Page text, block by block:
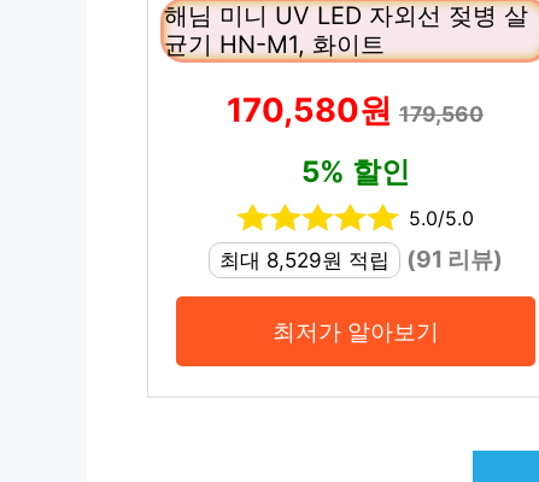
해님 미니 UV LED 자외선 젖병 살
균기 HN-M1, 화이트
170,580원 179,560
5% 할인
5.0/5.0
최대 8,529원 적립
(91 리뷰)
최저가 알아보기